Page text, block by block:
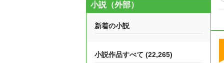
小説（外部）
新着の小説
小説作品すべて (22,265)